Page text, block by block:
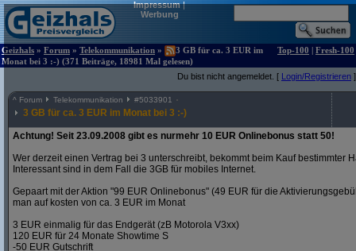
Impressum|
Werbung
Geizhals » Forum » Telekommunikation »
3 GB für ca. 3 EUR im
Monat bei 3 :-) (371 Beiträge, 18981 Mal gelesen)
Top-100 | Fresh-100
Du bist nicht angemeldet. [ Login/Registrieren ]
^ Forum Telekommunikation #5033901
3 GB für ca. 3 EUR im Monat bei 3 :-)
Achtung! Seit 23.09.2008 gibt es nurmehr 10 EUR Onlinebonus statt 50!
Wer derzeit einen Vertrag bei 3 unterschreibt, bekommt beim Kauf bestimmter
Interessant sind in dem Fall die 3GB für mobiles Internet.
Gepaart mit der Aktion "99 EUR Onlinebonus" (49 EUR für die
man auf kosten von ca. 3 EUR im Monat
3 EUR einmalig für das Endgerät (zB Motorola V3xx)
120 EUR für 24 Monate Showtime S
-50 EUR Gutschrift